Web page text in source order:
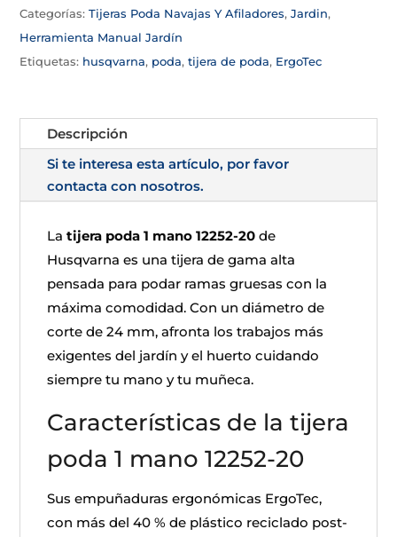
Categorías:Tijeras Poda Navajas Y Afiladores,Jardin,
Herramienta Manual Jardín
Etiquetas: husqvarna, poda,tijera de poda, ErgoTec
Descripción
Si te interesa esta artículo, por favor
contacta con nosotros.
Latijera poda 1 mano 12252-20 de
Husqvarna es una tijera de gama alta
pensada para podar ramas gruesas con la
máxima comodidad. Con un diámetro de
corte de 24 mm, afronta los trabajos más
exigentes del jardín y el huerto cuidando
siempre tu mano y tu muñeca.
Características de la tijera
poda 1 mano 12252-20
Sus empuñaduras ergonómicas ErgoTec,
con más del 40 % de plástico reciclado post-